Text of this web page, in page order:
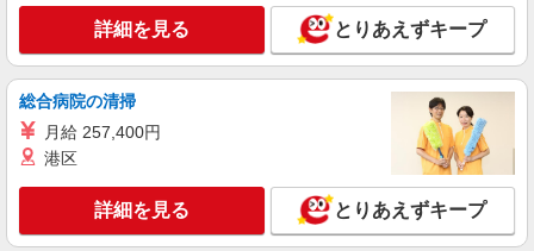
測定、検査業務など
時給1300円交通費全額支給
大阪府羽曳野市 ＊車・バイク通勤OK
キープ 詳細を見る
派遣社員
株式会社テクノ・サービス/お仕事No/0908653
機械オペレーター
詳細を見る とりあえずキープ
総合病院の清掃
月給 257,400円
港区
詳細を見る とりあえずキープ